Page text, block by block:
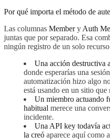
Por qué importa el método de
Las columnas Membery Auth
juntas que por separado. Esa
ningún registro de un solo
Una acción destructiva
donde esperarías una
automatización hizo algo
está usando en un sitio que
Un miembro actuando
habitual merece una
incidente.
Una API key todavía
la creó aparece aquí como